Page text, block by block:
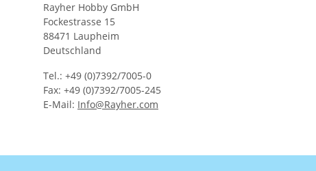
Rayher Hobby GmbH
Fockestrasse 15
88471 Laupheim
Deutschland
Tel.: +49 (0)7392/7005-0
Fax: +49 (0)7392/7005-245
E-Mail: Info@Rayher.com